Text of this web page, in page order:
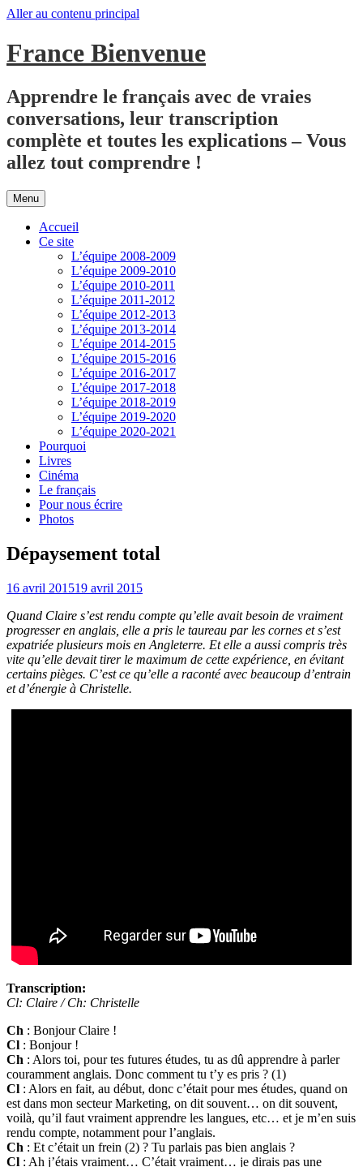
Aller au contenu principal
France Bienvenue
Apprendre le français avec de vraies
conversations, leur transcription
complète et toutes les explications – Vous
allez tout comprendre !
Menu
Accueil
Ce site
L’équipe 2008-2009
L’équipe 2009-2010
L’équipe 2010-2011
L’équipe 2011-2012
L’équipe 2012-2013
L’équipe 2013-2014
L’équipe 2014-2015
L’équipe 2015-2016
L’équipe 2016-2017
L’équipe 2017-2018
L’équipe 2018-2019
L’équipe 2019-2020
L’équipe 2020-2021
Pourquoi
Livres
Cinéma
Le français
Pour nous écrire
Photos
Dépaysement total
16 avril 201519 avril 2015
Quand Claire s’est rendu compte qu’elle avait besoin de vraiment
progresser en anglais, elle a pris le taureau par les cornes et s’est
expatriée plusieurs mois en Angleterre. Et elle a aussi compris très
vite qu’elle devait tirer le maximum de cette expérience, en évitant
certains pièges. C’est ce qu’elle a raconté avec beaucoup d’entrain
et d’énergie à Christelle.
Transcription:
Cl: Claire / Ch: Christelle
Ch : Bonjour Claire !
Cl : Bonjour !
Ch : Alors toi, pour tes futures études, tu as dû apprendre à parler
couramment anglais. Donc comment tu t’y es pris ? (1)
Cl : Alors en fait, au début, donc c’était pour mes études, quand on
est dans mon secteur Marketing, on dit souvent… on dit souvent,
voilà, qu’il faut vraiment apprendre les langues, etc… et je m’en suis
rendu compte, notamment pour l’anglais.
Ch : Et c’était un frein (2) ? Tu parlais pas bien anglais ?
Cl : Ah j’étais vraiment… C’était vraiment… je dirais pas une